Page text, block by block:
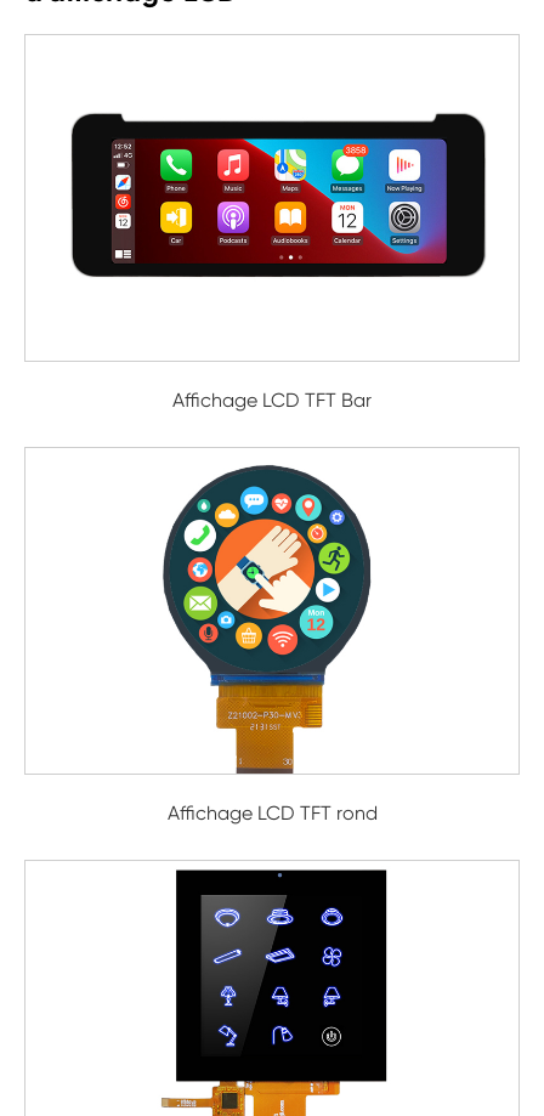
Affichage LCD TFT Bar
Affichage LCD TFT rond